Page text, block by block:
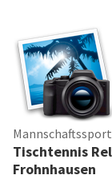
Tischtennis
Frohnhausen